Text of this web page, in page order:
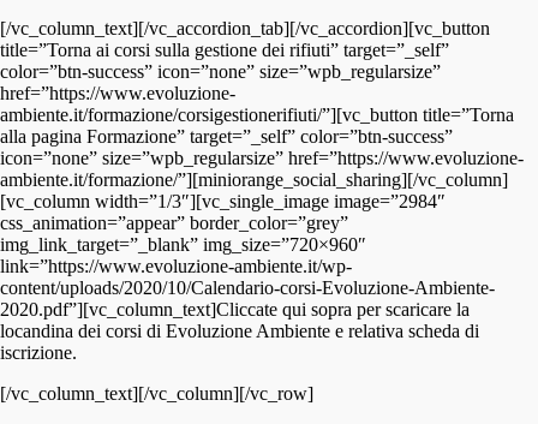
[/vc_column_text][/vc_accordion_tab][/vc_accordion][vc_button
title=”Torna ai corsi sulla gestione dei rifiuti” target=”_self”
color=”btn-success” icon=”none” size=”wpb_regularsize”
href=”https://www.evoluzione-
ambiente.it/formazione/corsigestionerifiuti/”][vc_button title=”Torna
alla pagina Formazione” target=”_self” color=”btn-success”
icon=”none” size=”wpb_regularsize” href=”https://www.evoluzione-
ambiente.it/formazione/”][miniorange_social_sharing][/vc_column]
[vc_column width=”1/3″][vc_single_image image=”2984″
css_animation=”appear” border_color=”grey”
img_link_target=”_blank” img_size=”720×960″
link=”https://www.evoluzione-ambiente.it/wp-
content/uploads/2020/10/Calendario-corsi-Evoluzione-Ambiente-
2020.pdf”][vc_column_text]Cliccate qui sopra per scaricare la
locandina dei corsi di Evoluzione Ambiente e relativa scheda di
iscrizione.
[/vc_column_text][/vc_column][/vc_row]